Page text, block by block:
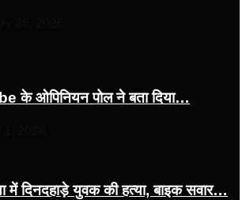
के ओपिनियन पोल ने बता दिया…
में दिनदहाड़े युवक की हत्या, बाइक सवार…